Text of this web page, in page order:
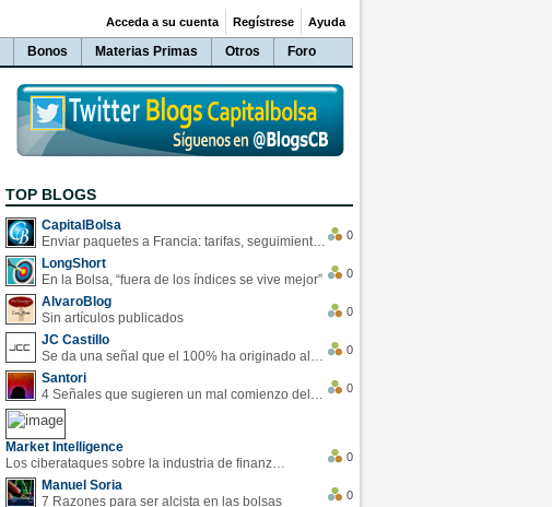
Bonos Materias Primas Otros Foro
Acceda a su cuenta Regístrese Ayuda
TOP BLOGS
CapitalBolsa
Enviar paquetes a Francia: tarifas, seguimiento y ventajas destacadas
0
LongShort
En la Bolsa, “fuera de los índices se vive mejor”
0
AlvaroBlog
Sin artículos publicados
0
JC Castillo
Se da una señal que el 100% ha originado alzas en las bolsas
0
Santori
4 Señales que sugieren un mal comienzo del 3T de la economía EEUU
0
Market Intelligence
Los ciberataques sobre la industria de finanzas se han duplicado este año
0
Manuel Soria
7 Razones para ser alcista en las bolsas
0